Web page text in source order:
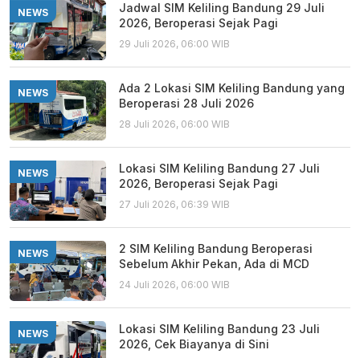
NEWS
Jadwal SIM Keliling Bandung 29 Juli
2026, Beroperasi Sejak Pagi
29 Juli 2026, 06:00 WIB
NEWS
Ada 2 Lokasi SIM Keliling Bandung yang
Beroperasi 28 Juli 2026
28 Juli 2026, 06:00 WIB
NEWS
Lokasi SIM Keliling Bandung 27 Juli
2026, Beroperasi Sejak Pagi
27 Juli 2026, 06:39 WIB
NEWS
2 SIM Keliling Bandung Beroperasi
Sebelum Akhir Pekan, Ada di MCD
24 Juli 2026, 06:00 WIB
NEWS
Lokasi SIM Keliling Bandung 23 Juli
2026, Cek Biayanya di Sini